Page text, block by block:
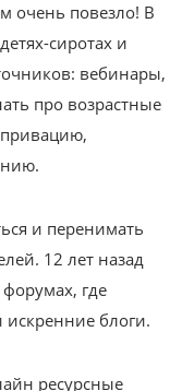
очень повезло! В
сиротах и
вебинары,
про возрастные
и перенимать
12 лет назад
где
блоги.
ресурсные